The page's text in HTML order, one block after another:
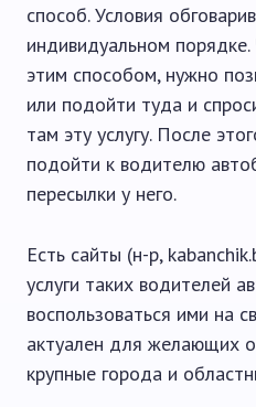
способ. Условия
индивидуальном
этим способом, нужно
или подойти туда и
там эту услугу. После
подойти к водителю
пересылки у него.
Есть сайты (н-р,
услуги таких водителей
воспользоваться ими на
актуален для желающих
крупные города и